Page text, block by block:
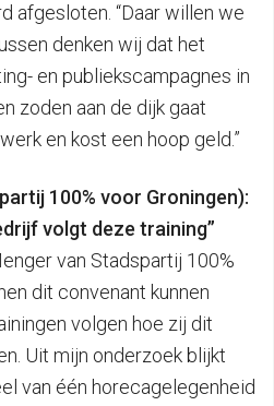
afgesloten. “Daar willen we
denken wij dat het
en publiekscampagnes in
zoden aan de dijk gaat
en kost een hoop geld.”
100% voor Groningen):
volgt deze training”
van Stadspartij 100%
dit convenant kunnen
volgen hoe zij dit
Uit mijn onderzoek blijkt
van één horecagelegenheid